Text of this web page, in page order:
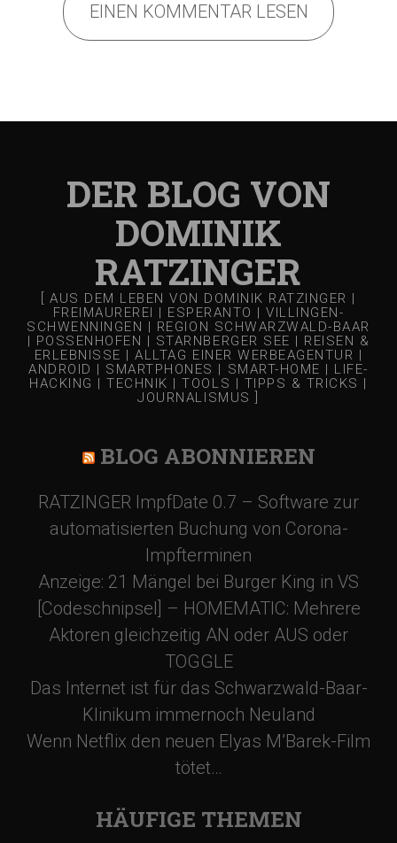
EINEN KOMMENTAR LESEN
DER BLOG VON
DOMINIK
RATZINGER
[ AUS DEM LEBEN VON DOMINIK RATZINGER |
FREIMAUREREI | ESPERANTO | VILLINGEN-
SCHWENNINGEN | REGION SCHWARZWALD-BAAR
| POSSENHOFEN | STARNBERGER SEE | REISEN &
ERLEBNISSE | ALLTAG EINER WERBEAGENTUR |
ANDROID | SMARTPHONES | SMART-HOME | LIFE-
HACKING | TECHNIK | TOOLS | TIPPS & TRICKS |
JOURNALISMUS ]
BLOG ABONNIEREN
RATZINGER ImpfDate 0.7 – Software zur
automatisierten Buchung von Corona-
Impfterminen
Anzeige: 21 Mängel bei Burger King in VS
[Codeschnipsel] – HOMEMATIC: Mehrere
Aktoren gleichzeitig AN oder AUS oder
TOGGLE
Das Internet ist für das Schwarzwald-Baar-
Klinikum immernoch Neuland
Wenn Netflix den neuen Elyas M’Barek-Film
tötet…
HÄUFIGE THEMEN